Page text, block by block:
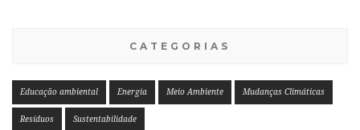
CATEGORIAS
Educação ambiental Energia Meio Ambiente Mudanças Climáticas
Resíduos Sustentabilidade